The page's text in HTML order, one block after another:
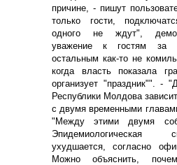
причине, - пишут
только гости,
одного не ждут",
уважение к гостям за
остальным как-то не
когда власть показала
организует "праздник"". -
Республики Молдова
с двумя временными
"Между этими двумя
ухудшается, согласно
Можно объяснить,